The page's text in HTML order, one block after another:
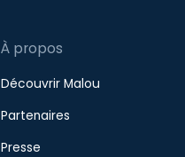
À propos
Découvrir Malou
Partenaires
Presse